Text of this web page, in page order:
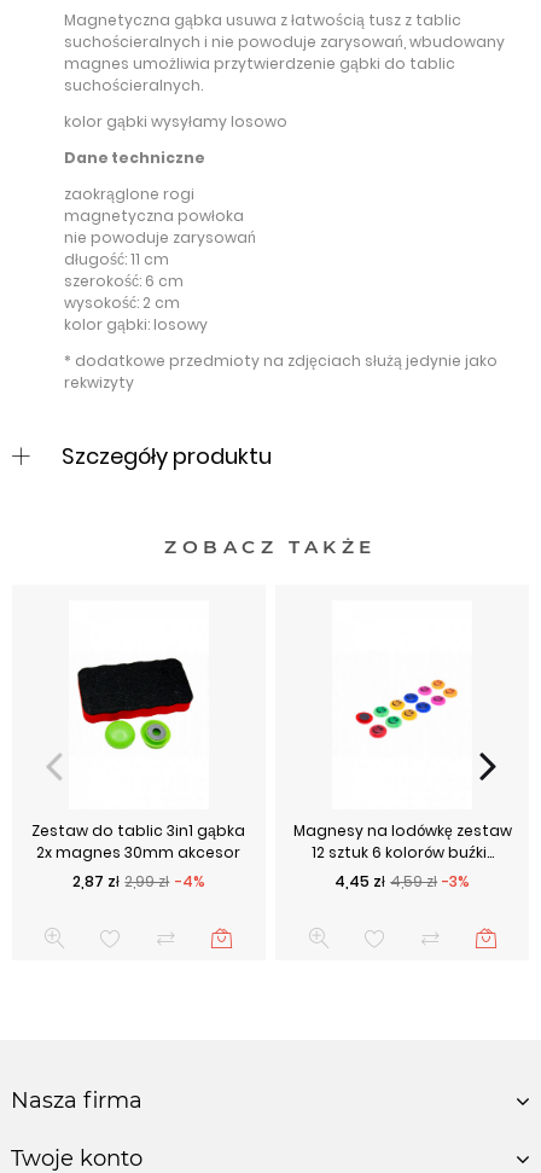
Magnetyczna gąbka usuwa z łatwością tusz z tablic
suchościeralnych i nie powoduje zarysowań, wbudowany
magnes umożliwia przytwierdzenie gąbki do tablic
suchościeralnych.
kolor gąbki wysyłamy losowo
Dane techniczne
zaokrąglone rogi
magnetyczna powłoka
nie powoduje zarysowań
długość: 11 cm
szerokość: 6 cm
wysokość: 2 cm
kolor gąbki: losowy
* dodatkowe przedmioty na zdjęciach służą jedynie jako
rekwizyty
Szczegóły produktu
ZOBACZ TAKŻE
Zestaw do tablic 3in1 gąbka
2x magnes 30mm akcesor
Cena podstawowa
2,99 zł -4%
Cena
2,87 zł
Magnesy na lodówkę zestaw
12 sztuk 6 kolorów buźki...
Cena podstawowa
4,59 zł -3%
Cena
4,45 zł
Nasza firma
Twoje konto